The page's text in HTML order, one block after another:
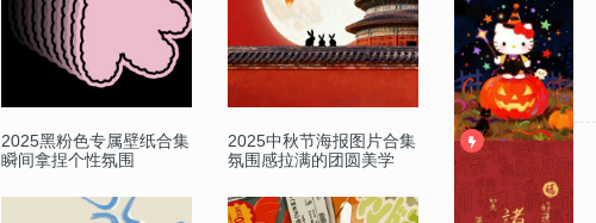
2025黑粉色专属壁纸合集
瞬间拿捏个性氛围
2025中秋节海报图片合集
氛围感拉满的团圆美学